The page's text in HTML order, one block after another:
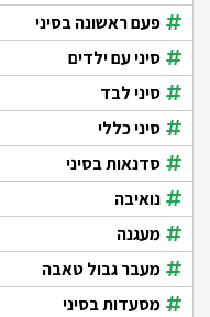
פעם ראשונה בסיני
סיני עם ילדים
סיני לבד
סיני כללי
סדנאות בסיני
נואיבה
מעגנה
מעבר גבול טאבה
מסעדות בסיני